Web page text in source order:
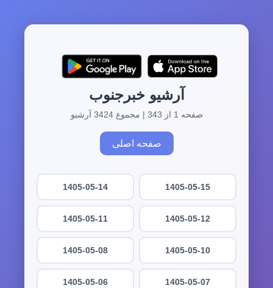
آرشیو خبرجنوب
صفحه 1 از 343 | مجموع 3424 آرشیو
صفحه اصلی
1405-05-15
1405-05-14
1405-05-12
1405-05-11
1405-05-10
1405-05-08
1405-05-07
1405-05-06